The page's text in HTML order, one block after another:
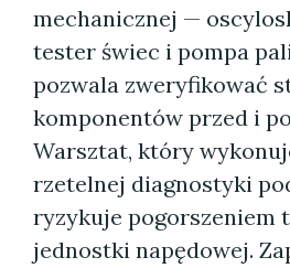
mechanicznej —
tester świec i pompa
pozwala zweryfikować
komponentów przed i
Warsztat, który
rzetelnej diagnostyki
ryzykuje pogorszeniem
jednostki napędowej.